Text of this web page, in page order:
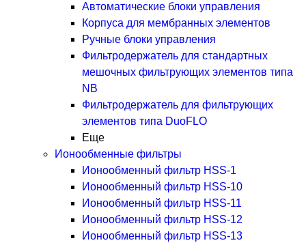
Автоматические блоки управления
Корпуса для мембранных элементов
Ручные блоки управления
Фильтродержатель для стандартных
мешочных фильтрующих элементов типа
NB
Фильтродержатель для фильтрующих
элементов типа DuoFLO
Еще
Ионообменные фильтры
Ионообменный фильтр HSS-1
Ионообменный фильтр HSS-10
Ионообменный фильтр HSS-11
Ионообменный фильтр HSS-12
Ионообменный фильтр HSS-13